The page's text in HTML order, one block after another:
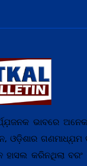
ଭାବରେ
ଓଡ଼ିଶାର ଗଣମାଧ୍ଯ଼ମ
ହାସଲ କରିନଥିଲା